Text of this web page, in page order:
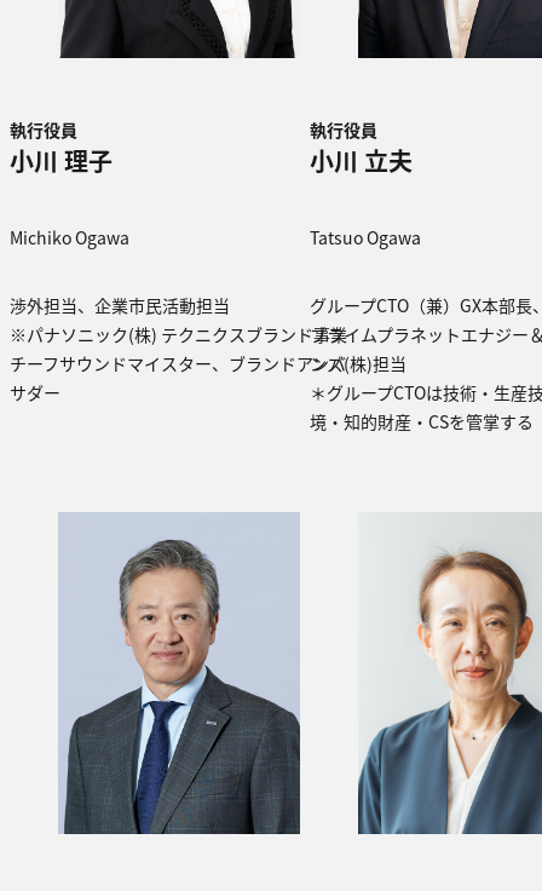
執行役員
小川 理子
Michiko Ogawa
渉外担当、企業市民活動担当
※パナソニック(株) テクニクスブランド事業
チーフサウンドマイスター、ブランドアンバ
サダー
執行役員
小川 立夫
Tatsuo Ogawa
グループCTO（兼）GX本部長
プライムプラネットエナジー
ンズ(株)担当
＊グループCTOは技術・生産
境・知的財産・CSを管掌する